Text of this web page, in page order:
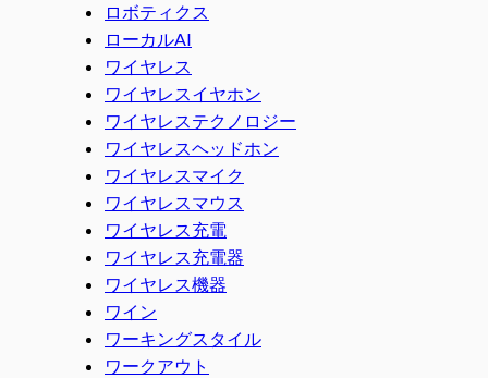
ロボティクス
ローカルAI
ワイヤレス
ワイヤレスイヤホン
ワイヤレステクノロジー
ワイヤレスヘッドホン
ワイヤレスマイク
ワイヤレスマウス
ワイヤレス充電
ワイヤレス充電器
ワイヤレス機器
ワイン
ワーキングスタイル
ワークアウト